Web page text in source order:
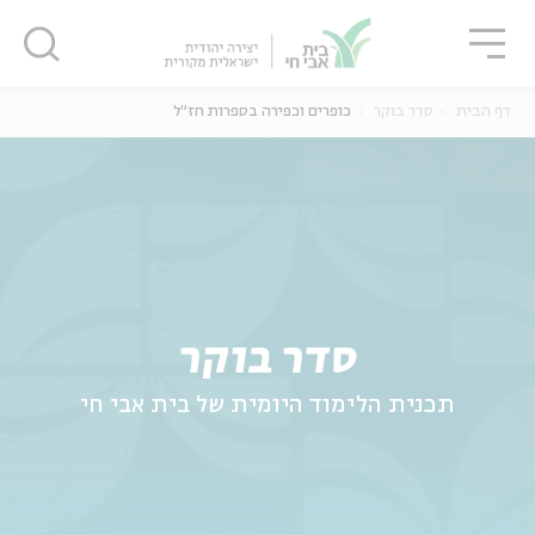
סדר בוקר
תכנית הלימוד היומית של בית אבי חי
דף הבית סדר בוקר כופרים וכפירה בספרות חז"ל
סגור